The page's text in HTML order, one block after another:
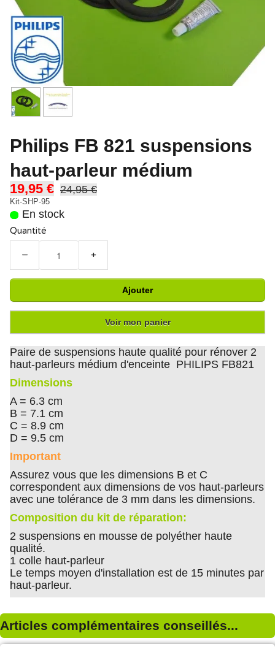
Philips FB 821 suspensions
haut-parleur médium
19,95 € 24,95 €
Kit-SHP-95
En stock
Quantité
− +
Ajouter
Voir mon panier
Paire de suspensions haute qualité pour rénover 2
haut-parleurs médium d'enceinte PHILIPS FB821
Dimensions
A = 6.3 cm
B = 7.1 cm
C = 8.9 cm
D = 9.5 cm
Important
Assurez vous que les dimensions B et C
correspondent aux dimensions de vos haut-parleurs
avec une tolérance de 3 mm dans les dimensions.
Composition du kit de réparation:
2 suspensions en mousse de polyéther haute
qualité.
1 colle haut-parleur
Le temps moyen d'installation est de 15 minutes par
haut-parleur.
Articles complémentaires conseillés...